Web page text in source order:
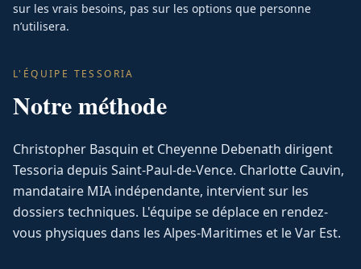
sur les vrais besoins, pas sur les options que personne
n’utilisera.
L'ÉQUIPE TESSORIA
Notre méthode
Christopher Basquin et Cheyenne Debenath dirigent
Tessoria depuis Saint-Paul-de-Vence. Charlotte Cauvin,
mandataire MIA indépendante, intervient sur les
dossiers techniques. L'équipe se déplace en rendez-
vous physiques dans les Alpes-Maritimes et le Var Est.